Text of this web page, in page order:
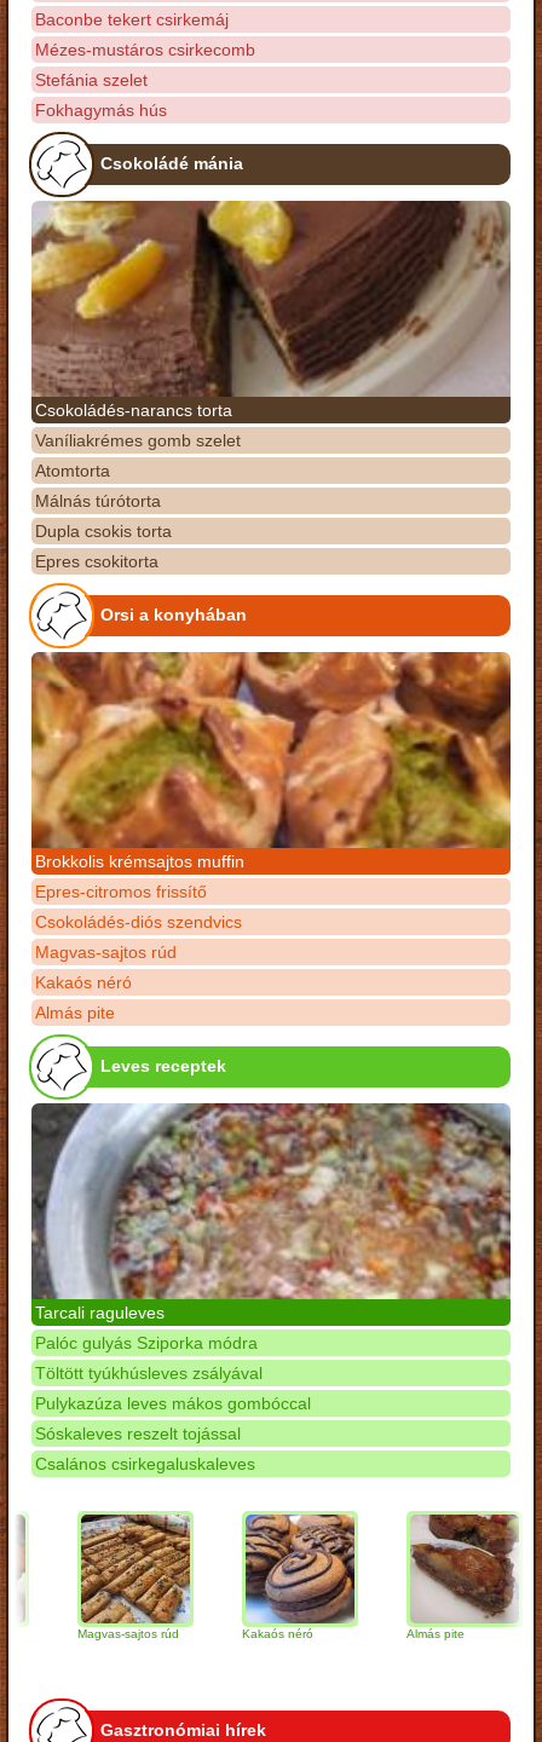
Baconbe tekert csirkemáj
Mézes-mustáros csirkecomb
Stefánia szelet
Fokhagymás hús
Csokoládé mánia
Csokoládés-narancs torta
Vaníliakrémes gomb szelet
Atomtorta
Málnás túrótorta
Dupla csokis torta
Epres csokitorta
Orsi a konyhában
Brokkolis krémsajtos muffin
Epres-citromos frissítő
Csokoládés-diós szendvics
Magvas-sajtos rúd
Kakaós néró
Almás pite
Leves receptek
Tarcali raguleves
Palóc gulyás Sziporka módra
Töltött tyúkhúsleves zsályával
Pulykazúza leves mákos gombóccal
Sóskaleves reszelt tojással
Csalános csirkegaluskaleves
Magvas-sajtos rúd Kakaós néró Almás pite
Gasztronómiai hírek